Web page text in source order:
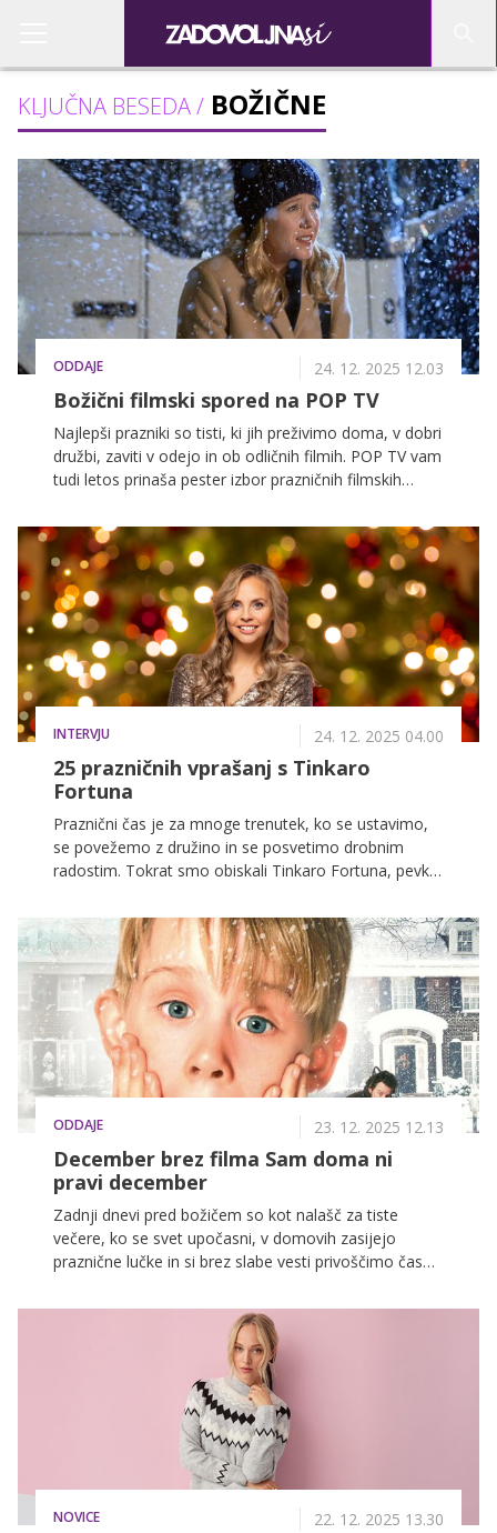
KLJUČNA BESEDA / BOŽIČNE
ODDAJE 24. 12. 2025 12.03
Božični filmski spored na POP TV
Najlepši prazniki so tisti, ki jih preživimo doma, v dobri
družbi, zaviti v odejo in ob odličnih filmih. POP TV vam
tudi letos prinaša pester izbor prazničnih filmskih
spored in si pričarajte nepozabne božične večere.
INTERVJU 24. 12. 2025 04.00
25 prazničnih vprašanj s Tinkaro
Fortuna
Praznični čas je za mnoge trenutek, ko se ustavimo,
se povežemo z družino in se posvetimo drobnim
radostim. Tokrat smo obiskali Tinkaro Fortuna, pevko
da smo z njo poklepetali o praznikih, tradicijah in
družinskih običajih.
ODDAJE 23. 12. 2025 12.13
December brez filma Sam doma ni
pravi december
Zadnji dnevi pred božičem so kot nalašč za tiste
večere, ko se svet upočasni, v domovih zasijejo
praznične lučke in si brez slabe vesti privoščimo čas
božični filmi Sam doma, ki že desetletja združujejo
generacije pred televizijskimi zasloni. V prihajajočih
večerih jih boste lahko spremljali na POP TV, ki bo
poskrbel za še bogatejše praznično vzdušje.
NOVICE 22. 12. 2025 13.30